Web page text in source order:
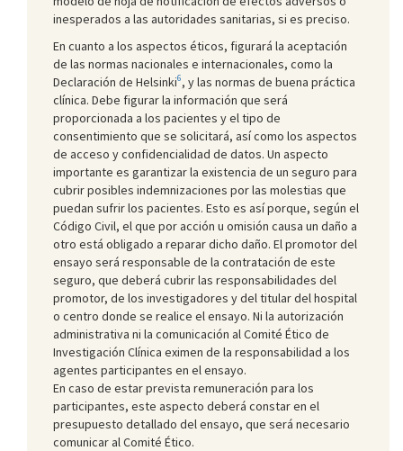
inesperados a las autoridades sanitarias, si es preciso.
En cuanto a los aspectos éticos, figurará la aceptación
de las normas nacionales e internacionales, como la
Declaración de Helsinki6, y las normas de buena práctica
clínica. Debe figurar la información que será
proporcionada a los pacientes y el tipo de
consentimiento que se solicitará, así como los aspectos
de acceso y confidencialidad de datos. Un aspecto
importante es garantizar la existencia de un seguro para
cubrir posibles indemnizaciones por las molestias que
puedan sufrir los pacientes. Esto es así porque, según el
Código Civil, el que por acción u omisión causa un daño a
otro está obligado a reparar dicho daño. El promotor del
ensayo será responsable de la contratación de este
seguro, que deberá cubrir las responsabilidades del
promotor, de los investigadores y del titular del hospital
o centro donde se realice el ensayo. Ni la autorización
administrativa ni la comunicación al Comité Ético de
Investigación Clínica eximen de la responsabilidad a los
agentes participantes en el ensayo.
En caso de estar prevista remuneración para los
participantes, este aspecto deberá constar en el
presupuesto detallado del ensayo, que será necesario
comunicar al Comité Ético.